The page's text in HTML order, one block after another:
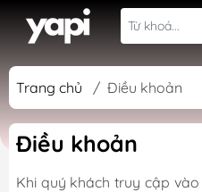
Trang chủ / Điều khoản
Điều khoản
Khi quý khách truy cập